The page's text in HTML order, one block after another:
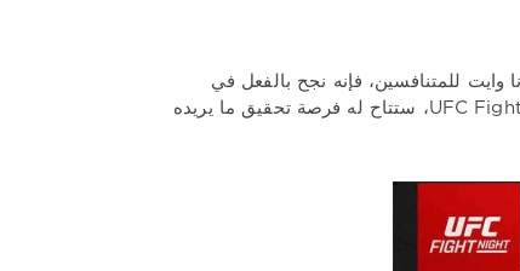
للمتنافسين، فإنه نجح بالفعل في
كسب إعجاب الجماهير بفضل مواجهاته المجنونة والممتعة. وفي عرض UFC Fight Night 283، ستتاح له فرصة تحقيق ما يريده